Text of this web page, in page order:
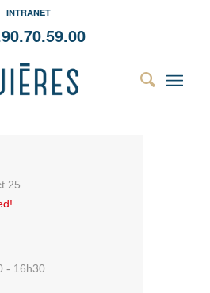
INTRANET
25
- 16h30